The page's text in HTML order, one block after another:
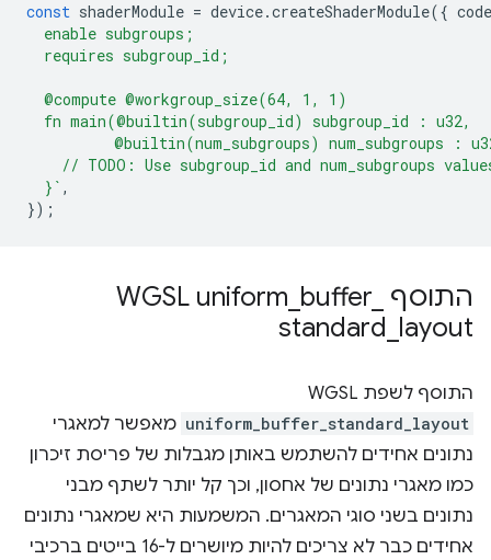
const shaderModule = device.createShaderModule({ code
  enable subgroups;
  requires subgroup_id;
  @compute @workgroup_size(64, 1, 1)
  fn main(@builtin(subgroup_id) subgroup_id : u32,
@builtin(num_subgroups) num_subgroups :
// TODO: Use subgroup_id and num_subgroups
  }`
,
});
התוסף WGSL uniform buffer
standard layout
התוסף לשפת WGSL‏
uniform_buffer_standard_layout מאפשר למאגרי
נתונים אחידים להשתמש באותן מגבלות של פריסת זיכרון
כמו מאגרי נתונים של אחסון, וכך קל יותר לשתף מבני
נתונים בשני סוגי המאגרים. המשמעות היא שמאגרי נתונים
אחידים כבר לא צריכים להיות מיושרים ל-16 בייטים ברכיבי